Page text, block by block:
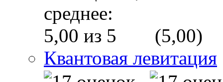
(5,00)
Квантовая левитация